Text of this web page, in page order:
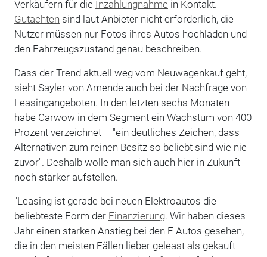
Verkäufern für die Inzahlungnahme in Kontakt.
Gutachten sind laut Anbieter nicht erforderlich, die
Nutzer müssen nur Fotos ihres Autos hochladen und
den Fahrzeugszustand genau beschreiben.
Dass der Trend aktuell weg vom Neuwagenkauf geht,
sieht Sayler von Amende auch bei der Nachfrage von
Leasingangeboten. In den letzten sechs Monaten
habe Carwow in dem Segment ein Wachstum von 400
Prozent verzeichnet – "ein deutliches Zeichen, dass
Alternativen zum reinen Besitz so beliebt sind wie nie
zuvor". Deshalb wolle man sich auch hier in Zukunft
noch stärker aufstellen.
"Leasing ist gerade bei neuen Elektroautos die
beliebteste Form der Finanzierung. Wir haben dieses
Jahr einen starken Anstieg bei den E Autos gesehen,
die in den meisten Fällen lieber geleast als gekauft